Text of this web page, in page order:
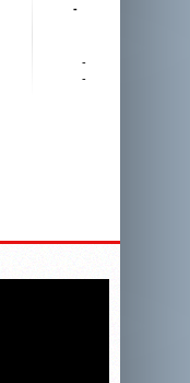
-
-
-